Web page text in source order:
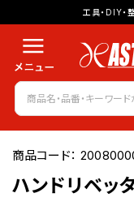
工具・DIY・
商品コード：
ハンドリベッ